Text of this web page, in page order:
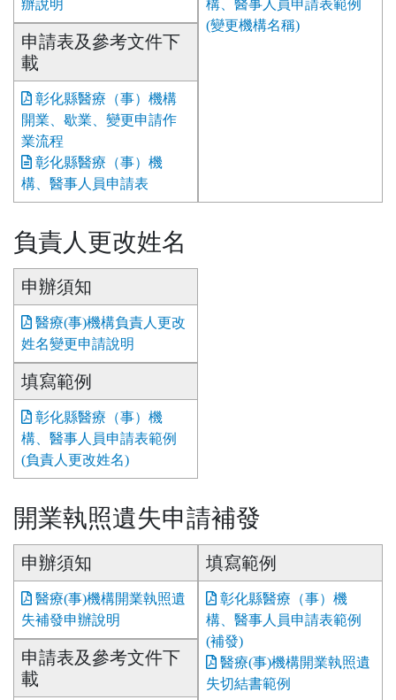
辦說明
申請表及參考文件下
載
彰化縣醫療（事）機構
開業、歇業、變更申請作
業流程
彰化縣醫療（事）機
構、醫事人員申請表
構、醫事人員申請表範例
(變更機構名稱)
負責人更改姓名
申辦須知
醫療(事)機構負責人更改
姓名變更申請說明
填寫範例
彰化縣醫療（事）機
構、醫事人員申請表範例
(負責人更改姓名)
開業執照遺失申請補發
申辦須知
醫療(事)機構開業執照遺
失補發申辦說明
申請表及參考文件下
載
填寫範例
彰化縣醫療（事）機
構、醫事人員申請表範例
(補發)
醫療(事)機構開業執照遺
失切結書範例